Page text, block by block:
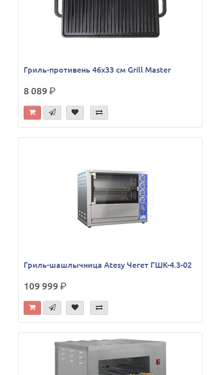
Гриль-противень 46х33 см Grill Master
8 089р.
Гриль-шашлычница Atesy Чегет ГШК-4.3-02
109 999р.